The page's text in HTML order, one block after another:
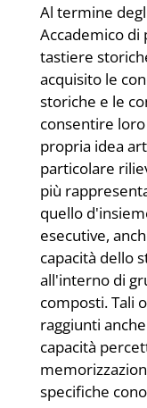
Al termine
Accademico di
tastiere
acquisito le
storiche e le
consentire
propria idea
particolare
più
quello
esecutive,
capacità dello
all'interno di
composti. Tali
raggiunti
capacità
specifiche